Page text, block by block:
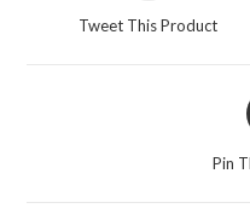
Tweet This Product
Pin